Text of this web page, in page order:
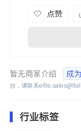
点赞
暂无商家介绍 成
台，请联系
行业标签